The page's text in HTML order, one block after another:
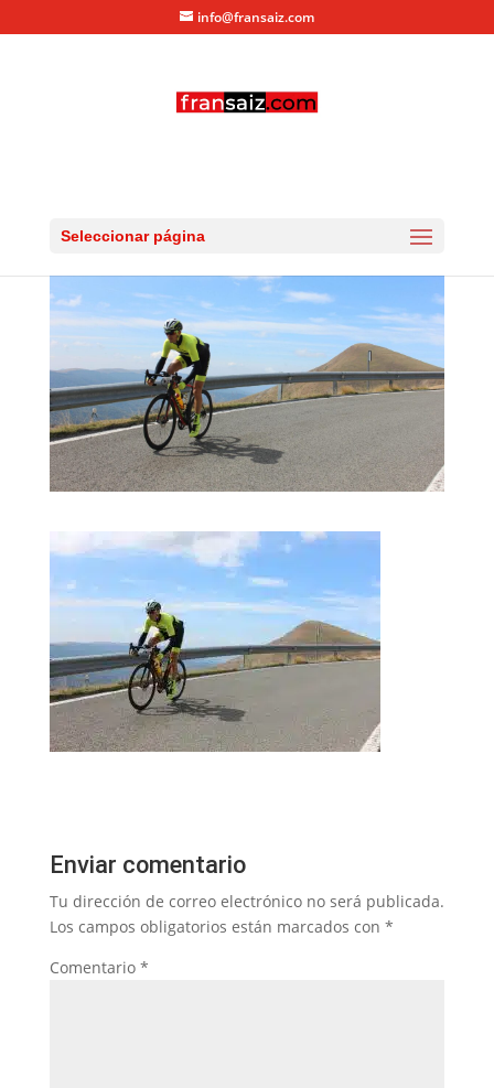
info@fransaiz.com
Seleccionar página
Enviar comentario
Tu dirección de correo electrónico no será publicada.
Los campos obligatorios están marcados con *
Comentario *